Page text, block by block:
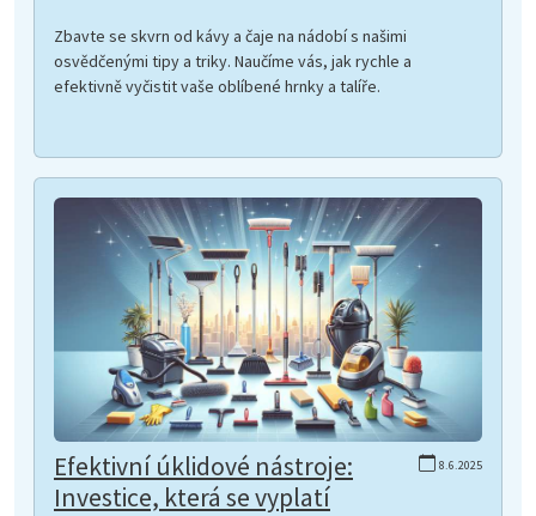
Zbavte se skvrn od kávy a čaje na nádobí s našimi
osvědčenými tipy a triky. Naučíme vás, jak rychle a
efektivně vyčistit vaše oblíbené hrnky a talíře.
8.6.2025
Efektivní úklidové nástroje:
Investice, která se vyplatí